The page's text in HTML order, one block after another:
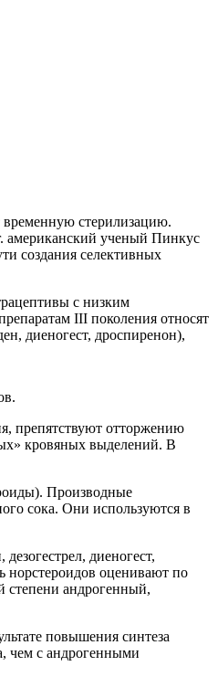
временную стерилизацию.
американский ученый Пинкус
создания селективных
с низким
III поколения относят
диеногест, дроспиренон),
препятствуют отторжению
кровяных выделений. В
Производные
сока. Они используются в
диеногест,
норстероидов оценивают по
степени андрогенный,
повышения синтеза
чем с андрогенными